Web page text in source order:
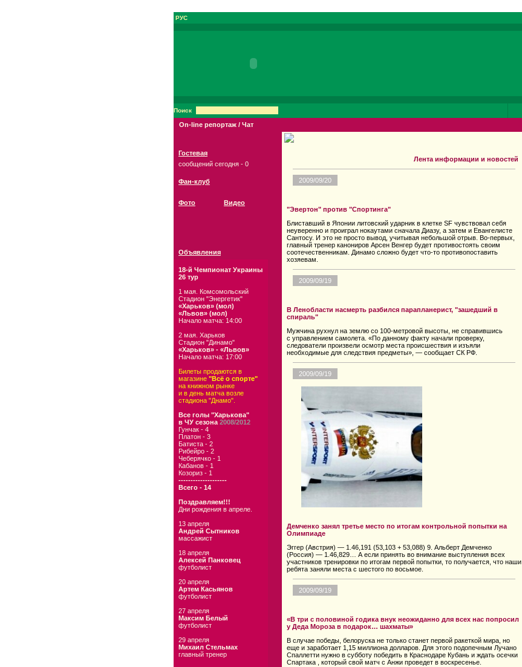
РУС
Поиск
On-line репортаж / Чат
Гостевая
сообщений сегодня - 0
Фан-клуб
Фото Видео
Объявления
18-й Чемпионат Украины
26 тур
1 мая. Комсомольский
Стадион "Энергетик"
«Харьков» (мол)
«Львов» (мол)
Начало матча: 14:00
2 мая. Харьков
Стадион "Динамо"
«Харьков» - «Львов»
Начало матча: 17:00
Билеты продаются в
магазине "Всё о спорте"
на книжном рынке
и в день матча возле
стадиона "Днамо".
Все голы "Харькова"
в ЧУ сезона 2008/2012
Гунчак - 4
Платон - 3
Батиста - 2
Рибейро - 2
Чеберячко - 1
Кабанов - 1
Козориз - 1
--------------------
Всего - 14
Поздравляем!!!
Дни рождения в апреле.
13 апреля
Андрей Сытников
массажист
18 апреля
Алексей Панковец
футболист
20 апреля
Артем Касьянов
футболист
27 апреля
Максим Белый
футболист
29 апреля
Михаил Стельмах
главный тренер
Лента информации и новостей
2009/09/20
"Эвертон" против "Спортинга"
Блиставший в Японии литовский ударник в клетке SF чувствовал себя
неуверенно и проиграл нокаутами сначала Диазу, а затем и Евангелисте
Сантосу. И это не просто вывод, учитывая небольшой отрыв. Во-первых,
главный тренер канониров Арсен Венгер будет противостоять своим
соотечественникам. Динамо сложно будет что-то противопоставить
хозяевам.
2009/09/19
В Ленобласти насмерть разбился парапланерист, "зашедший в
спираль"
Мужчина рухнул на землю со 100-метровой высоты, не справившись
с управлением самолета. «По данному факту начали проверку,
следователи произвели осмотр места происшествия и изъяли
необходимые для следствия предметы», — сообщает СК РФ.
2009/09/19
Демченко занял третье место по итогам контрольной попытки на
Олимпиаде
Эггер (Австрия) — 1.46,191 (53,103 + 53,088) 9. Альберт Демченко
(Россия) — 1.46,829… А если принять во внимание выступления всех
участников тренировки по итогам первой попытки, то получается, что наши
ребята заняли места с шестого по восьмое.
2009/09/19
«В три с половиной годика внук неожиданно для всех нас попросил
у Деда Мороза в подарок… шахматы»
В случае победы, белоруска не только станет первой ракеткой мира, но
еще и заработает 1,15 миллиона долларов. Для этого подопечным Лучано
Спаллетти нужно в субботу победить в Краснодаре Кубань и ждать осечки
Спартака , который свой матч с Анжи проведет в воскресенье.